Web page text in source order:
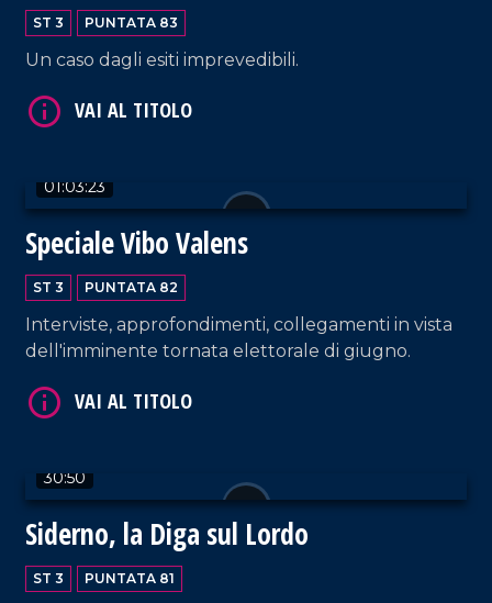
ST 3 PUNTATA 83
Un caso dagli esiti imprevedibili.
01:03:23
Speciale Vibo Valens
ST 3 PUNTATA 82
Interviste, approfondimenti, collegamenti in vista
dell'imminente tornata elettorale di giugno.
30:50
Siderno, la Diga sul Lordo
ST 3 PUNTATA 81
VAI AL TITOLO
VAI AL TITOLO